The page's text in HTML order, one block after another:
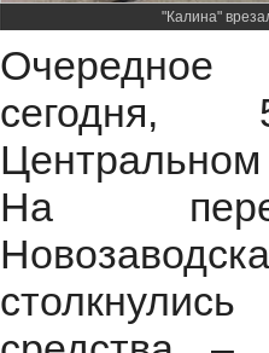
"Калина"
На